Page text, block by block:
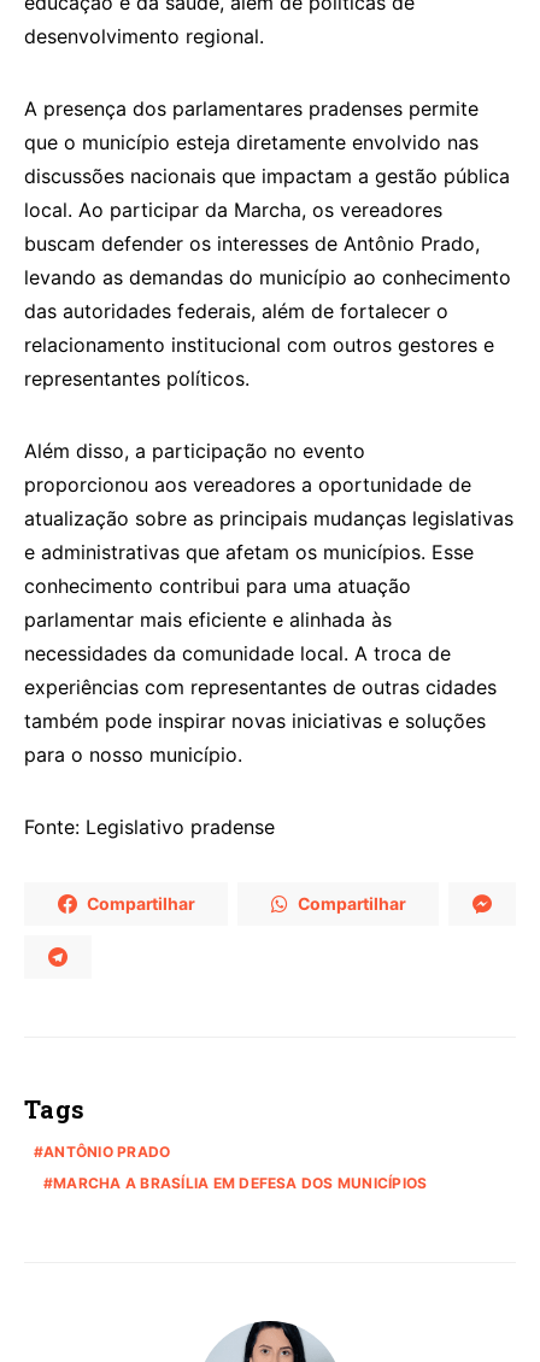
desenvolvimento regional.
A presença dos parlamentares pradenses permite
que o município esteja diretamente envolvido nas
discussões nacionais que impactam a gestão pública
local. Ao participar da Marcha, os vereadores
buscam defender os interesses de Antônio Prado,
levando as demandas do município ao conhecimento
das autoridades federais, além de fortalecer o
relacionamento institucional com outros gestores e
representantes políticos.
Além disso, a participação no evento
proporcionou aos vereadores a oportunidade de
atualização sobre as principais mudanças legislativas
e administrativas que afetam os municípios. Esse
conhecimento contribui para uma atuação
parlamentar mais eficiente e alinhada às
necessidades da comunidade local. A troca de
experiências com representantes de outras cidades
também pode inspirar novas iniciativas e soluções
para o nosso município.
Fonte: Legislativo pradense
Compartilhar Compartilhar
Tags
ANTÔNIO PRADO
MARCHA A BRASÍLIA EM DEFESA DOS MUNICÍPIOS